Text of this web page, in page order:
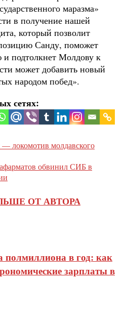
маразма»
в получение нашей
который позволит
Санду, поможет
и подтолкнет Молдову к
может добавить новый
народом побед».
сетях:
— локомотив молдавского
обвинил СИБ в
ОТ АВТОРА
полмиллиона в год: как
зарплаты в